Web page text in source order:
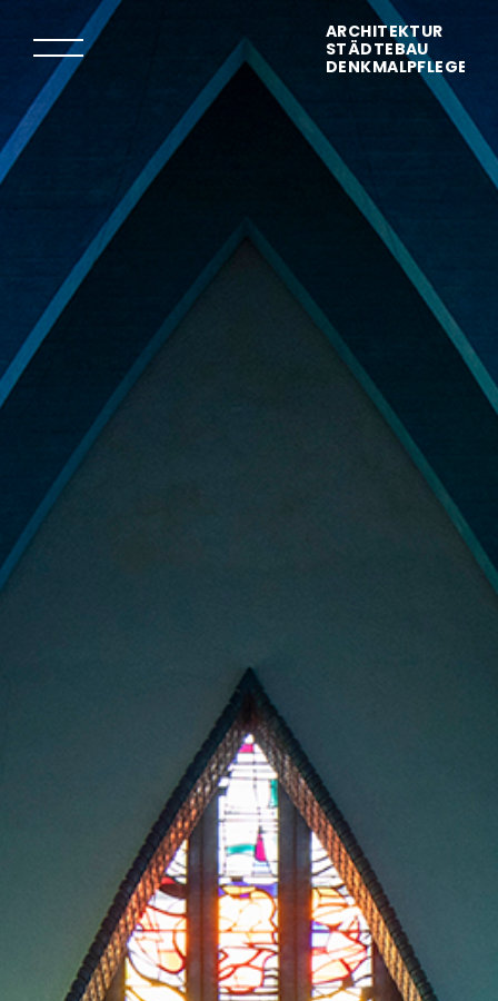
ARCHITEKTUR
STÄDTEBAU
DENKMALPFLEGE